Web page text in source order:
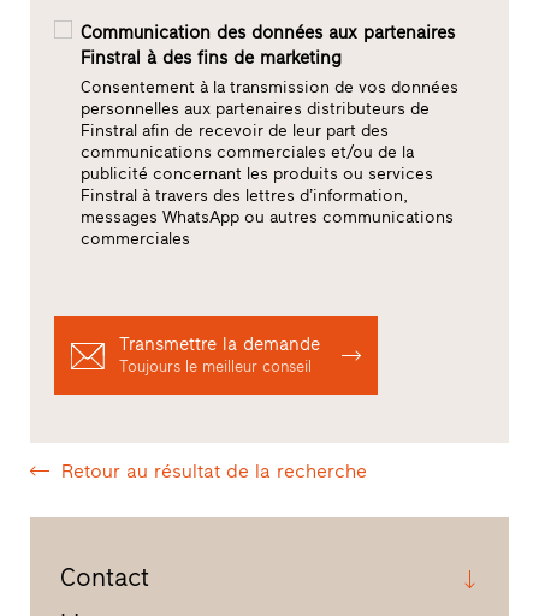
Communication des données aux partenaires
Finstral à des fins de marketing
Consentement à la transmission de vos données
personnelles aux partenaires distributeurs de
Finstral afin de recevoir de leur part des
communications commerciales et/ou de la
publicité concernant les produits ou services
Finstral à travers des lettres d’information,
messages WhatsApp ou autres communications
commerciales
Transmettre la demande
Toujours le meilleur conseil
Retour au résultat de la recherche
Contact